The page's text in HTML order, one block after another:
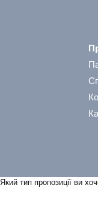
Який тип пропозицiї ви